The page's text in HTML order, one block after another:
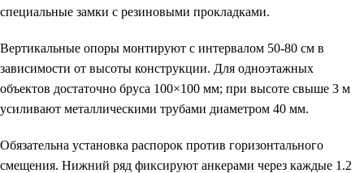
специальные замки с резиновыми прокладками.
Вертикальные опоры монтируют с интервалом 50-80 см в
зависимости от высоты конструкции. Для одноэтажных
объектов достаточно бруса 100×100 мм; при высоте свыше 3 м
усиливают металлическими трубами диаметром 40 мм.
Обязательна установка распорок против горизонтального
смещения. Нижний ряд фиксируют анкерами через каждые 1.2